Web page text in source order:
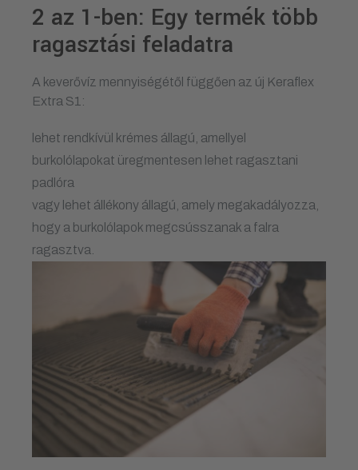
2 az 1-ben: Egy termék több
ragasztási feladatra
A keverővíz mennyiségétől függően az új Keraflex
Extra S1:
lehet rendkívül krémes állagú, amellyel
burkolólapokat üregmentesen lehet ragasztani
padlóra
vagy lehet állékony állagú, amely megakadályozza,
hogy a burkolólapok megcsússzanak a falra
ragasztva.